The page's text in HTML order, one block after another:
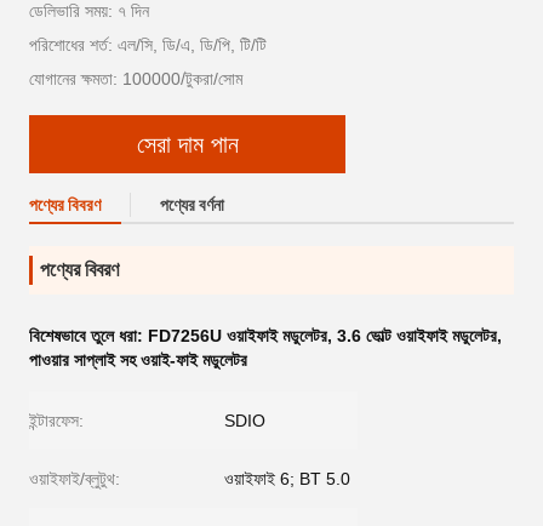
ডেলিভারি সময়: ৭ দিন
পরিশোধের শর্ত: এল/সি, ডি/এ, ডি/পি, টি/টি
যোগানের ক্ষমতা: 100000/টুকরা/সোম
সেরা দাম পান
পণ্যের বিবরণ পণ্যের বর্ণনা
পণ্যের বিবরণ
বিশেষভাবে তুলে ধরা: FD7256U ওয়াইফাই মডুলেটর, 3.6 ভোল্ট ওয়াইফাই মডুলেটর,
পাওয়ার সাপ্লাই সহ ওয়াই-ফাই মডুলেটর
ইন্টারফেস: SDIO
ওয়াইফাই/ব্লুটুথ: ওয়াইফাই 6; BT 5.0